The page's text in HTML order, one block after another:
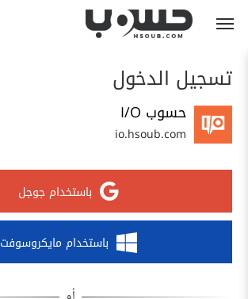
تسجيل الدخول
حسوب I/O
io.hsoub.com
باستخدام جوجل
باستخدام مايكروسوفت